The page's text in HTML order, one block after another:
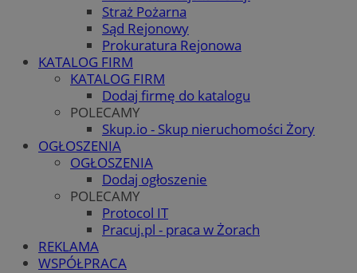
Straż Pożarna
Sąd Rejonowy
Prokuratura Rejonowa
KATALOG FIRM
KATALOG FIRM
Dodaj firmę do katalogu
POLECAMY
Skup.io - Skup nieruchomości Żory
OGŁOSZENIA
OGŁOSZENIA
Dodaj ogłoszenie
POLECAMY
Protocol IT
Pracuj.pl - praca w Żorach
REKLAMA
WSPÓŁPRACA